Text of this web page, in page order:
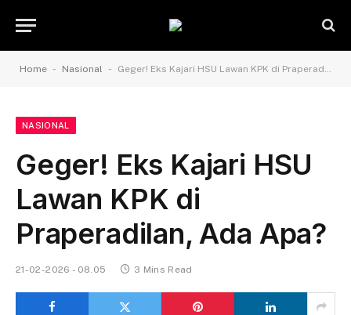
Home - Nasional - Geger! Eks Kajari HSU Lawan KPK di Praperadilan, Ada Apa?
NASIONAL
Geger! Eks Kajari HSU
Lawan KPK di
Praperadilan, Ada Apa?
21-02-2026 - 08.05 3 Mins Read